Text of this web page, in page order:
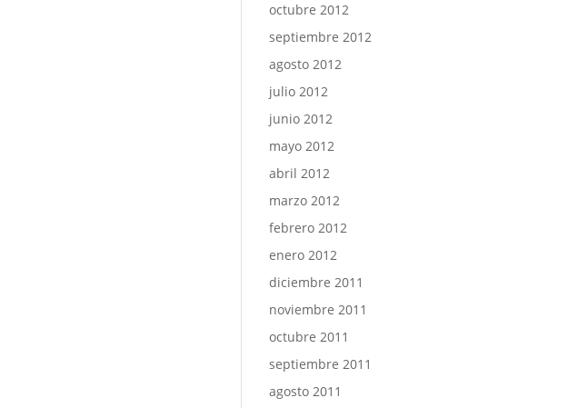
octubre 2012
septiembre 2012
agosto 2012
julio 2012
junio 2012
mayo 2012
abril 2012
marzo 2012
febrero 2012
enero 2012
diciembre 2011
noviembre 2011
octubre 2011
septiembre 2011
agosto 2011